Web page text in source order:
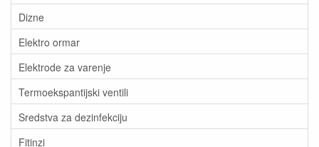
Dizne
Elektro ormar
Elektrode za varenje
Termoekspantijski ventili
Sredstva za dezinfekciju
Fitinzi